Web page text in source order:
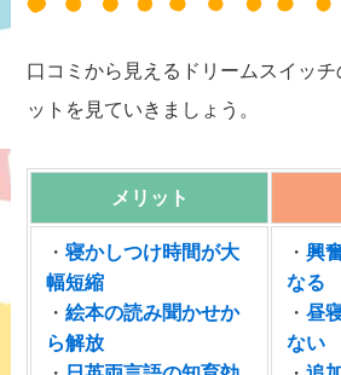
口コミから見えるドリームスイッチ
ットを見ていきましょう。
メリット
・寝かしつけ時間が大
幅短縮
・絵本の読み聞かせか
ら解放
・興
なる
・昼
ない